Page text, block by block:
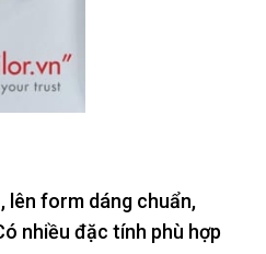
lên form dáng chuẩn,
nhiều đặc tính phù hợp